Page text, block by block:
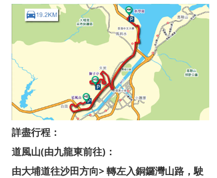
詳盡行程：
道風山(由九龍東前往)：
由大埔道往沙田方向> 轉左入銅鑼灣山路，駛